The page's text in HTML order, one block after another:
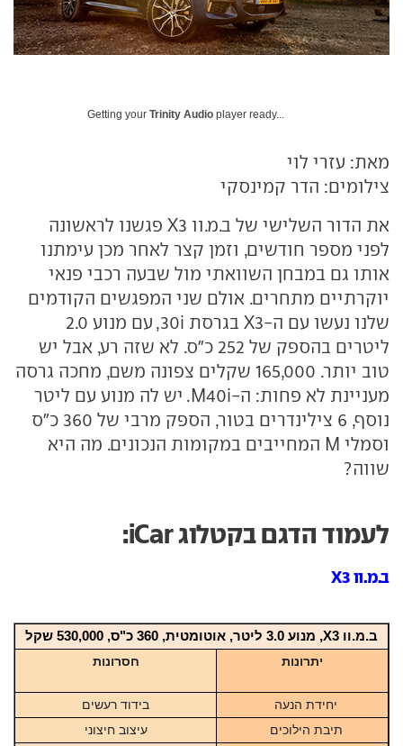
Getting your Trinity Audio player ready...
מאת: עזרי לוי
צילומים: הדר קמינסקי
את הדור השלישי של ב.מ.וו X3 פגשנו לראשונה
לפני מספר חודשים, וזמן קצר לאחר מכן עימתנו
אותו גם במבחן השוואתי מול שבעה רכבי פנאי
יוקרתיים מתחרים. אולם שני המפגשים הקודמים
שלנו נעשו עם ה-X3 בגרסת 30i, עם מנוע 2.0
ליטרים בהספק של 252 כ"ס. לא שזה רע, אבל יש
טוב יותר. 165,000 שקלים צפונה משם, מחכה גרסה
מעניינת לא פחות: ה-M40i. יש לה מנוע עם ליטר
נוסף, 6 צילינדרים בטור, הספק מרבי של 360 כ"ס
וסמלי M המחייבים במקומות הנכונים. מה היא
שווה?
לעמוד הדגם בקטלוג iCar:
ב.מ.וו X3
ב.מ.וו X3, מנוע 3.0 ליטר, אוטומטית, 360
כ"ס, 530,000 שקל
יתרונות
חסרונות
יחידת הנעה
בידוד רעשים
תיבת הילוכים
עיצוב חיצוני